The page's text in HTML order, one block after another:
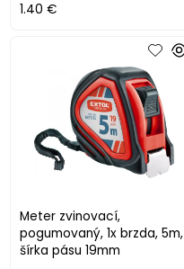
1.40 €
Meter zvinovací,
pogumovaný, 1x brzda, 5m,
šírka pásu 19mm